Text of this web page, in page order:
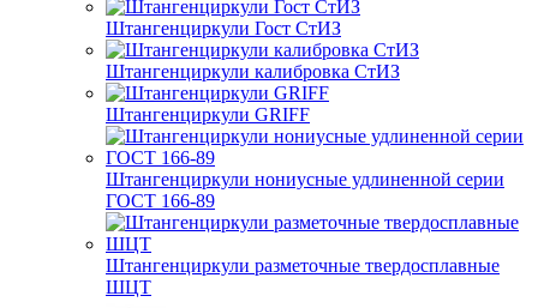
Штангенциркули Гост СтИЗ
Штангенциркули калибровка СтИЗ
Штангенциркули GRIFF
Штангенциркули нониусные удлиненной серии
ГОСТ 166-89
Штангенциркули разметочные твердосплавные
ШЦТ